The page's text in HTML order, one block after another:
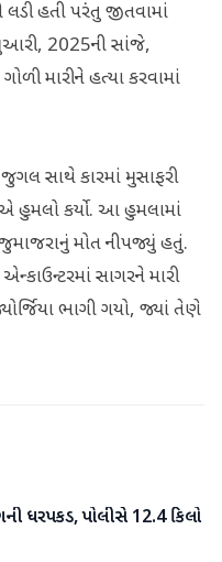
હતી પરંતુ જીતવામાં
2025ની સાંજે,
મારીને હત્યા કરવામાં
સાથે કારમાં મુસાફરી
હુમલો કર્યો. આ હુમલામાં
મોત નીપજ્યું હતું.
સાગરને મારી
ભાગી ગયો, જ્યાં તેણે
ધરપકડ, પોલીસે 12.4 કિલો